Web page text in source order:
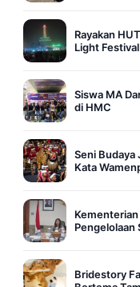
Rayakan
Light Festival
Siswa MA
di HMC
Seni Budaya
Kata
Pengelolaan
Bridestory